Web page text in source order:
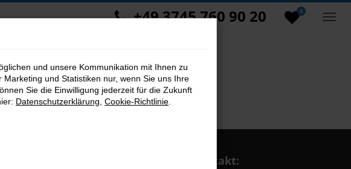
0
+49 3745 760 90 20
Kontakt:
und unsere Kommunikation mit Ihnen zu
und Statistiken nur, wenn Sie uns Ihre
Sie die Einwilligung jederzeit für die Zukunft
Datenschutzerklärung Cookie-Richtlinie